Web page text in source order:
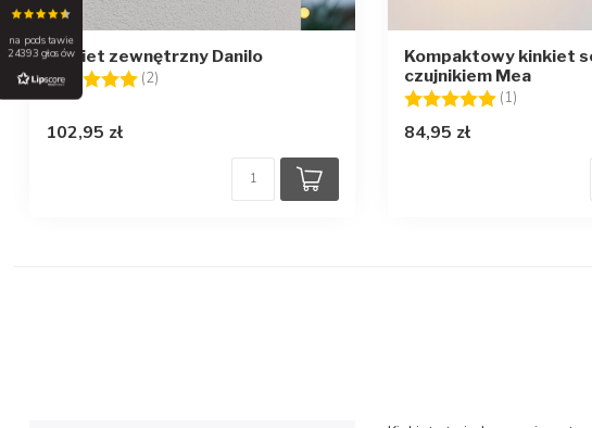
Kinkiet zewnętrzny Danilo
Ocena:
(2)
102,95 zł
Kompaktowy kinkiet
czujnikiem Mea
Ocena:
(1)
84,95 zł
na podstawie
24393 głosów